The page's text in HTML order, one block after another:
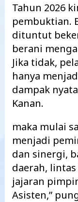
Tahun 2026
pembuktian.
dituntut
berani
Jika tidak,
hanya
dampak
Kanan.
maka mulai
menjadi
dan sinergi,
daerah,
jajaran
Asisten,”